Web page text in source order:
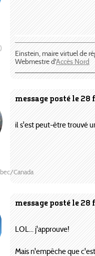
Einstein, maire virtuel de
Webmestre d'Accès Nord
message posté le 28
Canada
il s'est peut-être trouvé
message posté le 28
LOL... j'approuve!
Mais n'empêche que